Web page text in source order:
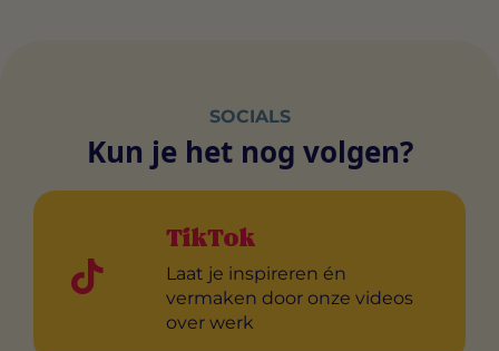
SOCIALS
Kun je het nog volgen?
TikTok
Laat je inspireren én
vermaken door onze videos
over werk